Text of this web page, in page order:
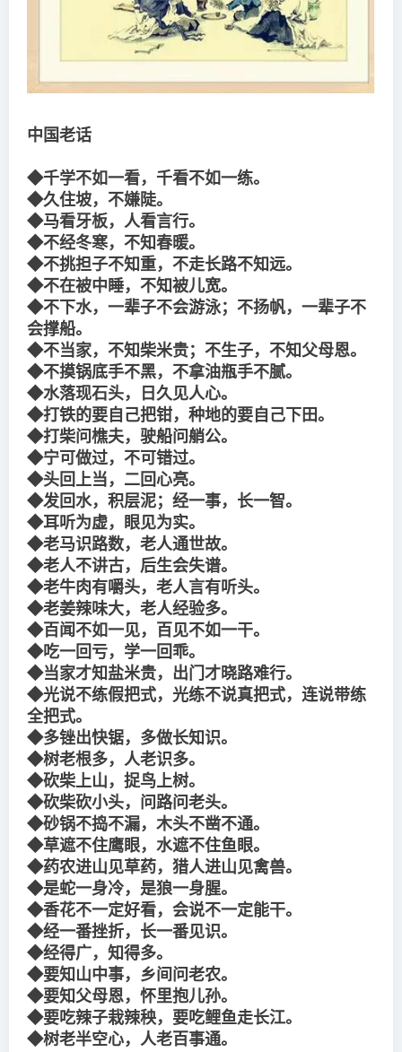
中国老话
◆千学不如一看，千看不如一练。
◆久住坡，不嫌陡。
◆马看牙板，人看言行。
◆不经冬寒，不知春暖。
◆不挑担子不知重，不走长路不知远。
◆不在被中睡，不知被儿宽。
◆不下水，一辈子不会游泳；不扬帆，一辈子不
会撑船。
◆不当家，不知柴米贵；不生子，不知父母恩。
◆不摸锅底手不黑，不拿油瓶手不腻。
◆水落现石头，日久见人心。
◆打铁的要自己把钳，种地的要自己下田。
◆打柴问樵夫，驶船问艄公。
◆宁可做过，不可错过。
◆头回上当，二回心亮。
◆发回水，积层泥；经一事，长一智。
◆耳听为虚，眼见为实。
◆老马识路数，老人通世故。
◆老人不讲古，后生会失谱。
◆老牛肉有嚼头，老人言有听头。
◆老姜辣味大，老人经验多。
◆百闻不如一见，百见不如一干。
◆吃一回亏，学一回乖。
◆当家才知盐米贵，出门才晓路难行。
◆光说不练假把式，光练不说真把式，连说带练
全把式。
◆多锉出快锯，多做长知识。
◆树老根多，人老识多。
◆砍柴上山，捉鸟上树。
◆砍柴砍小头，问路问老头。
◆砂锅不捣不漏，木头不凿不通。
◆草遮不住鹰眼，水遮不住鱼眼。
◆药农进山见草药，猎人进山见禽兽。
◆是蛇一身冷，是狼一身腥。
◆香花不一定好看，会说不一定能干。
◆经一番挫折，长一番见识。
◆经得广，知得多。
◆要知山中事，乡间问老农。
◆要知父母恩，怀里抱儿孙。
◆要吃辣子栽辣秧，要吃鲤鱼走长江。
◆树老半空心，人老百事通。